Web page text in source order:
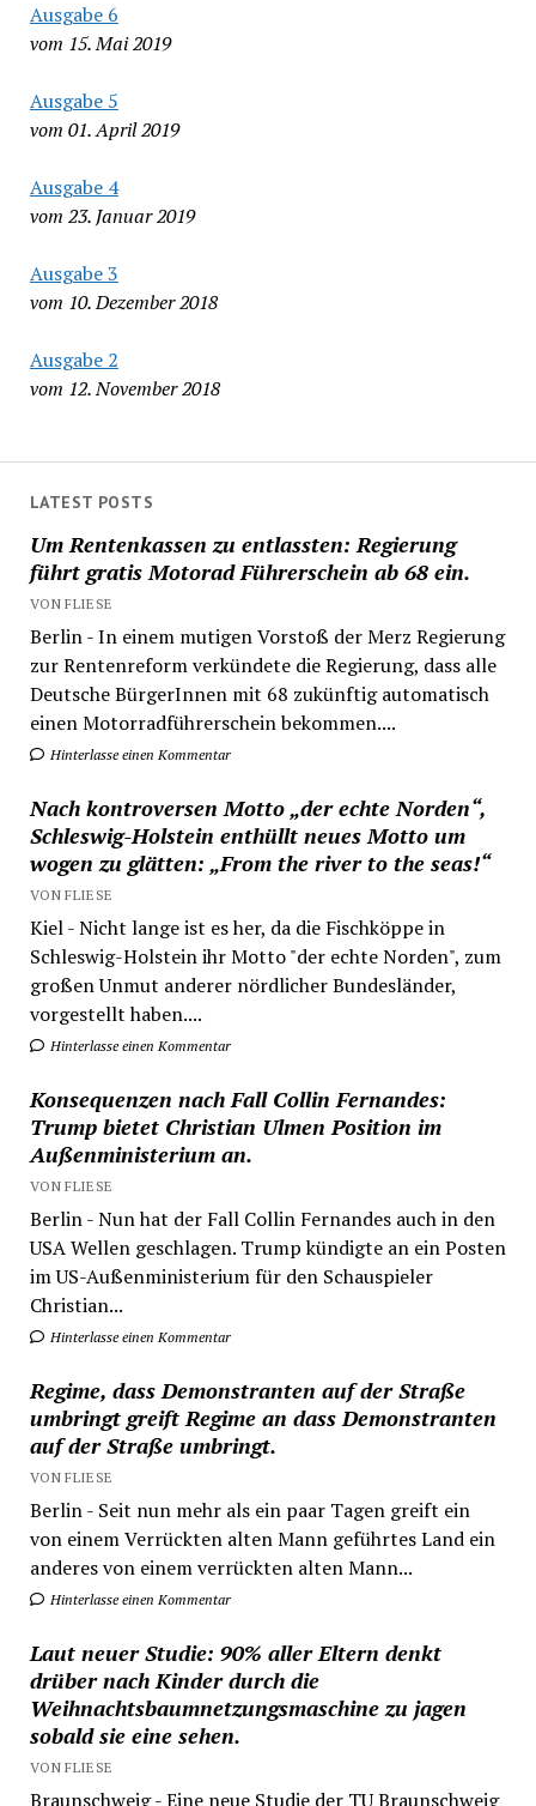
Ausgabe 6
vom 15. Mai 2019
Ausgabe 5
vom 01. April 2019
Ausgabe 4
vom 23. Januar 2019
Ausgabe 3
vom 10. Dezember 2018
Ausgabe 2
vom 12. November 2018
LATEST POSTS
Um Rentenkassen zu entlassten: Regierung
führt gratis Motorad Führerschein ab 68 ein.
VON FLIESE
Berlin - In einem mutigen Vorstoß der Merz Regierung
zur Rentenreform verkündete die Regierung, dass alle
Deutsche BürgerInnen mit 68 zukünftig automatisch
einen Motorradführerschein bekommen....
Hinterlasse einen Kommentar
Nach kontroversen Motto „der echte Norden“,
Schleswig-Holstein enthüllt neues Motto um
wogen zu glätten: „From the river to the seas!“
VON FLIESE
Kiel - Nicht lange ist es her, da die Fischköppe in
Schleswig-Holstein ihr Motto "der echte Norden", zum
großen Unmut anderer nördlicher Bundesländer,
vorgestellt haben....
Hinterlasse einen Kommentar
Konsequenzen nach Fall Collin Fernandes:
Trump bietet Christian Ulmen Position im
Außenministerium an.
VON FLIESE
Berlin - Nun hat der Fall Collin Fernandes auch in den
USA Wellen geschlagen. Trump kündigte an ein Posten
im US-Außenministerium für den Schauspieler
Christian...
Hinterlasse einen Kommentar
Regime, dass Demonstranten auf der Straße
umbringt greift Regime an dass Demonstranten
auf der Straße umbringt.
VON FLIESE
Berlin - Seit nun mehr als ein paar Tagen greift ein
von einem Verrückten alten Mann geführtes Land ein
anderes von einem verrückten alten Mann...
Hinterlasse einen Kommentar
Laut neuer Studie: 90% aller Eltern denkt
drüber nach Kinder durch die
Weihnachtsbaumnetzungsmaschine zu jagen
sobald sie eine sehen.
VON FLIESE
Braunschweig - Eine neue Studie der TU Braunschweig